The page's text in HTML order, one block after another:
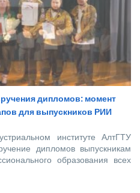
дипломов: момент
для выпускников РИИ
институте АлтГТУ
дипломов выпускникам
образования всех